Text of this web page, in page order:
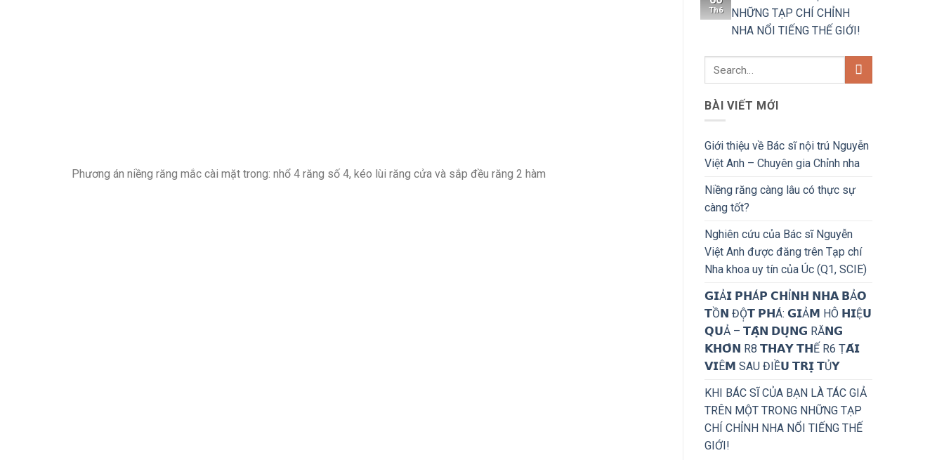
Phương án niềng răng mắc cài mặt trong: nhổ 4 răng số 4, kéo lùi răng cửa và sắp đều răng 2 hàm
Th6
NHỮNG TẠP CHÍ CHỈNH
NHA NỔI TIẾNG THẾ GIỚI!
BÀI VIẾT MỚI
Giới thiệu về Bác sĩ nội trú Nguyễn
Việt Anh – Chuyên gia Chỉnh nha
Niềng răng càng lâu có thực sự
càng tốt?
Nghiên cứu của Bác sĩ Nguyễn
Việt Anh được đăng trên Tạp chí
Nha khoa uy tín của Úc (Q1, SCIE)
𝗚𝗜Ả𝗜 𝗣𝗛Á𝗣 𝗖𝗛Ỉ𝗡𝗛 𝗡𝗛𝗔 𝗕Ả𝗢
𝗧Ồ𝗡 ĐỘ̣𝗧 𝗣𝗛Á: 𝗚𝗜Ả𝗠 HÔ 𝗛𝗜Ệ𝗨
𝗤𝗨Ả – 𝗧𝗔̣̂𝗡 𝗗𝗨̣𝗡𝗚 RĂ𝗡𝗚
𝗞𝗛𝗢̂𝗡 R8 𝗧𝗛𝗔𝗬 𝗧𝗛Ế R6 Ṭ𝗔́𝗜
𝗩𝗜Ê𝗠 SAU ĐIỀ𝗨 𝗧𝗥𝗜̣ 𝗧Ủ𝗬
KHI BÁC SĨ CỦA BẠN LÀ TÁC GIẢ
TRÊN MỘT TRONG NHỮNG TẠP
CHÍ CHỈNH NHA NỔI TIẾNG THẾ
GIỚI!